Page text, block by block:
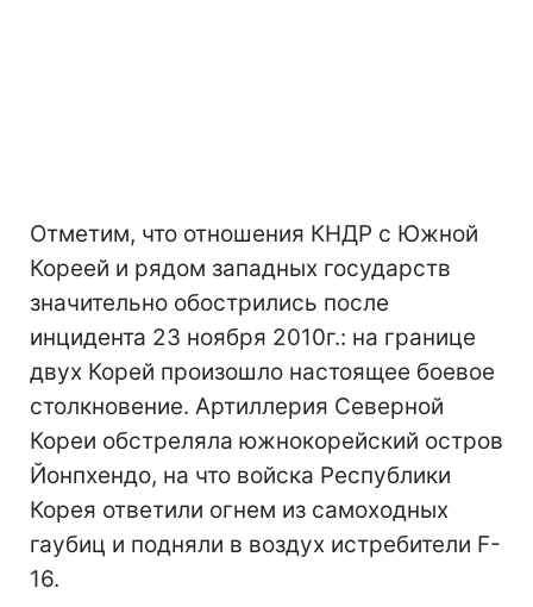
Отметим, что отношения КНДР с Южной
Кореей и рядом западных государств
значительно обострились после
инцидента 23 ноября 2010г.: на границе
двух Корей произошло настоящее боевое
столкновение. Артиллерия Северной
Кореи обстреляла южнокорейский остров
Йонпхендо, на что войска Республики
Корея ответили огнем из самоходных
гаубиц и подняли в воздух истребители F-
16.